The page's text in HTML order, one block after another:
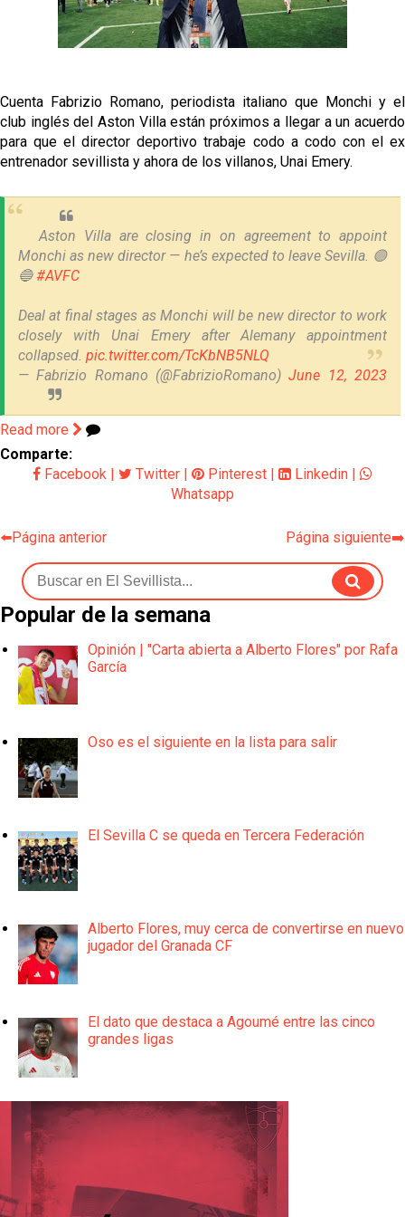
Diomande ya es madridista mientras Rodri agita el
mercado
El Sevilla FC trabaja en la contratación de George
Ilenikhena
destino este lunes
El Sevilla FC Femenino ya conoce su rival para
semifinales
Cuenta Fabrizio Romano, periodista italiano que Monchi y el
club inglés del Aston Villa están próximos a llegar a un acuerdo
para que el director deportivo trabaje codo a codo con el ex
entrenador sevillista y ahora de los villanos, Unai Emery.
Aston Villa are closing in on agreement to appoint
Monchi as new director — he’s expected to leave Sevilla. 🟣
🔵#AVFC
Deal at final stages as Monchi will be new director to work
closely with Unai Emery after Alemany appointment
collapsed. pic.twitter.com/TcKbNB5NLQ
— Fabrizio Romano (@FabrizioRomano)June 12, 2023
Read more
Comparte:
Facebook
Twitter Pinterest Linkedin
Whatsapp
⬅️Página anterior Página siguiente➡️
Popular de la semana
Opinión | "Carta abierta a Alberto Flores" por Rafa
García
Oso es el siguiente en la lista para salir
El Sevilla C se queda en Tercera Federación
Alberto Flores, muy cerca de convertirse en nuevo
jugador del Granada CF
El dato que destaca a Agoumé entre las cinco
grandes ligas